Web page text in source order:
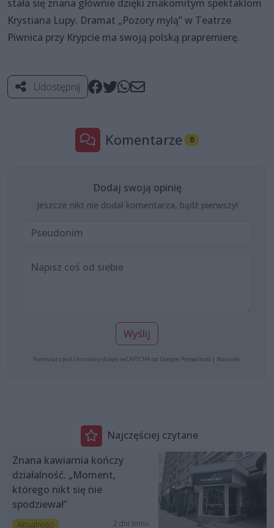
stała się znana głównie dzięki znakomitym spektaklom
Krystiana Lupy. Dramat „Pozory mylą” w Teatrze
Piwnica przy Krypcie ma swoją polską prapremierę.
Udostępnij
Komentarze 0
Dodaj swoją opinię
Jeszcze nikt nie dodał komentarza, bądź pierwszy!
Wyślij
Formularz jest chroniony dzięki reCAPTCHA od Google: Prywatność | Warunki
Najczęściej czytane
Znana kawiarnia kończy
działalność. „Moment,
którego nikt się nie
spodziewał”
Aktualności 2 dni temu